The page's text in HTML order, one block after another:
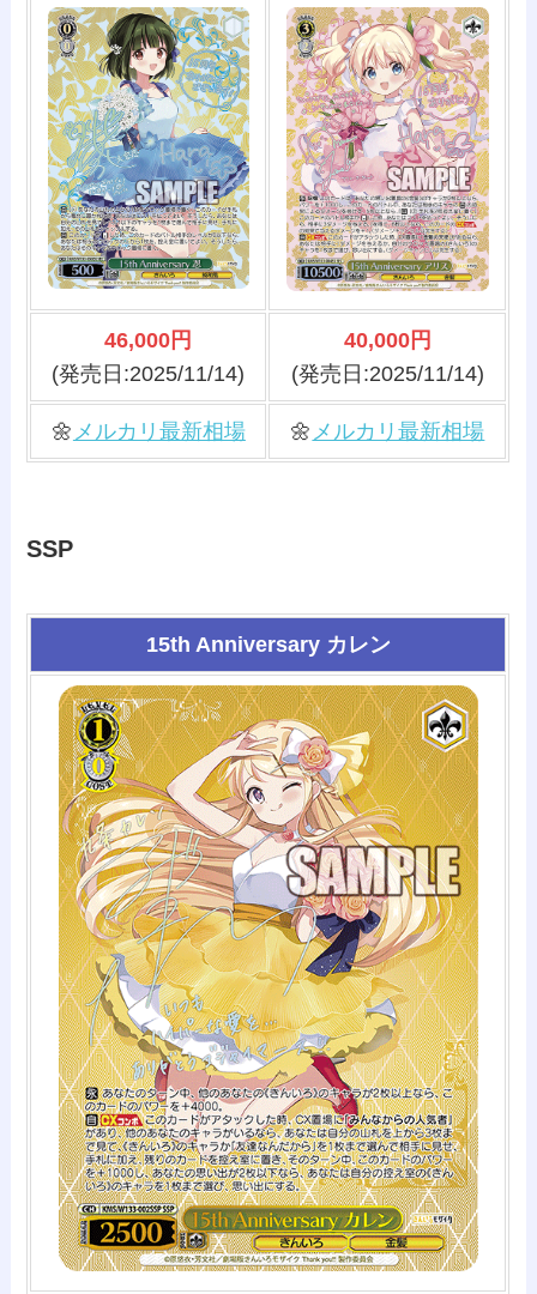
46,000円
(発売日:2025/11/14)
40,000円
(発売日:2025/11/14)
🌼 メルカリ最新相場 🌼 メルカリ最新相場
SSP
15th Anniversary カレン